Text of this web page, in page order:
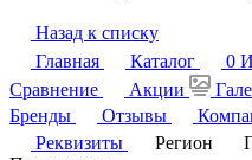
Назад к списку
Главная
Каталог 0
Сравнение
Акции
Бренды
Отзывы
Реквизиты
Регион